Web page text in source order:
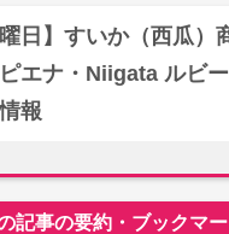
曜日】すいか（西瓜）
エナ・Niigata ルビ
報
記事の要約・ブックマ